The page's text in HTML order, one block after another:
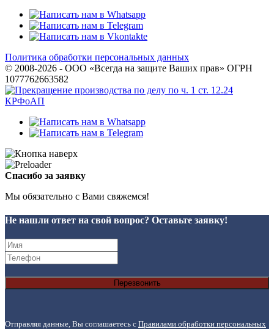
Политика обработки персональных данных
© 2008-2026 - ООО «Всегда на защите Ваших прав» ОГРН
1077762663582
Спасибо за заявку
Мы обязательно с Вами свяжемся!
Не нашли ответ на свой вопрос? Оставьте заявку!
Перезвонить
Отправляя данные, Вы соглашаетесь с Правилами обработки персональных